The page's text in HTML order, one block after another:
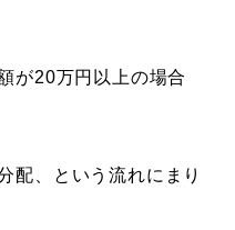
が20万円以上の場合
配、という流れにまり